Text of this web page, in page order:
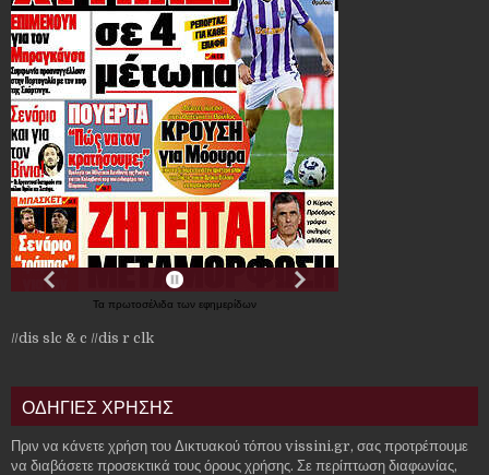
Τα πρωτοσέλιδα των εφημερίδων
//dis slc & c //dis r clk
ΟΔΗΓΙΕΣ ΧΡΗΣΗΣ
Πριν να κάνετε χρήση του Δικτυακού τόπου vissini.gr, σας προτρέπουμε
να διαβάσετε προσεκτικά τους όρους χρήσης. Σε περίπτωση διαφωνίας,